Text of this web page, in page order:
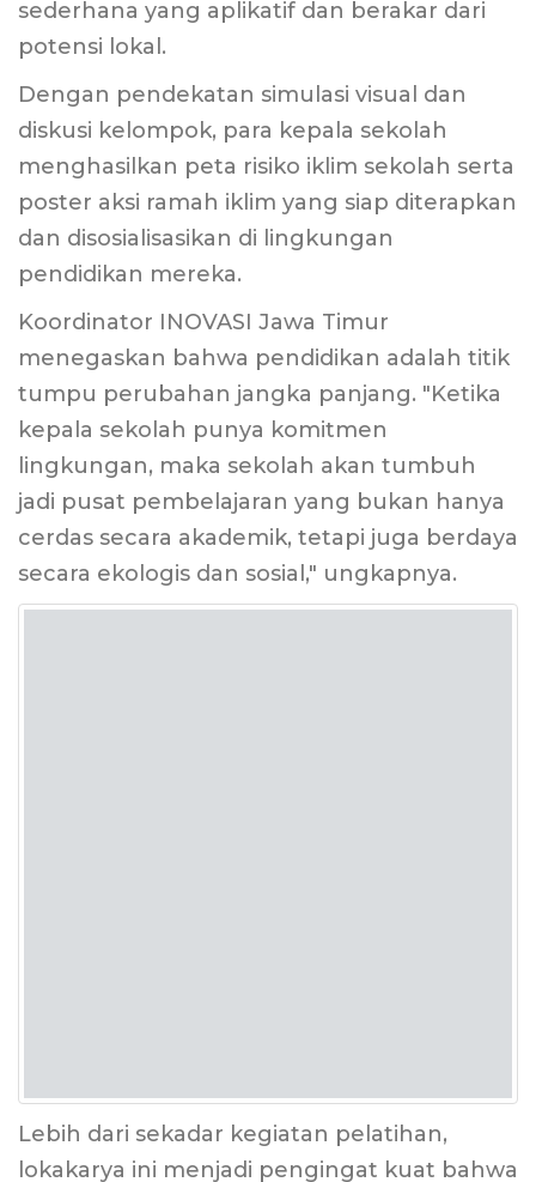
sederhana yang aplikatif dan berakar dari
potensi lokal.
Dengan pendekatan simulasi visual dan
diskusi kelompok, para kepala sekolah
menghasilkan peta risiko iklim sekolah serta
poster aksi ramah iklim yang siap diterapkan
dan disosialisasikan di lingkungan
pendidikan mereka.
Koordinator INOVASI Jawa Timur
menegaskan bahwa pendidikan adalah titik
tumpu perubahan jangka panjang. "Ketika
kepala sekolah punya komitmen
lingkungan, maka sekolah akan tumbuh
jadi pusat pembelajaran yang bukan hanya
cerdas secara akademik, tetapi juga berdaya
secara ekologis dan sosial," ungkapnya.
Lebih dari sekadar kegiatan pelatihan,
lokakarya ini menjadi pengingat kuat bahwa